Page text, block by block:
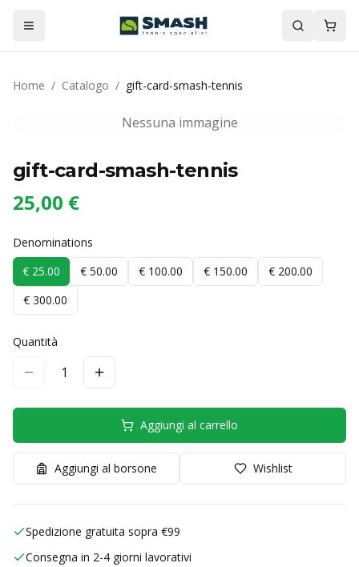
Home / Catalogo / gift-card-smash-tennis
Nessuna immagine
gift-card-smash-tennis
25,00 €
Denominations
€ 25.00
€ 50.00 € 100.00 € 150.00
€ 200.00
€ 300.00
Quantità
1
Aggiungi al carrello
Aggiungi al borsone Wishlist
Spedizione gratuita sopra €99
Consegna in 2-4 giorni lavorativi